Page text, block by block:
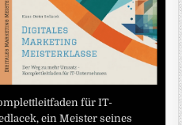
für IT-
ein Meister seines